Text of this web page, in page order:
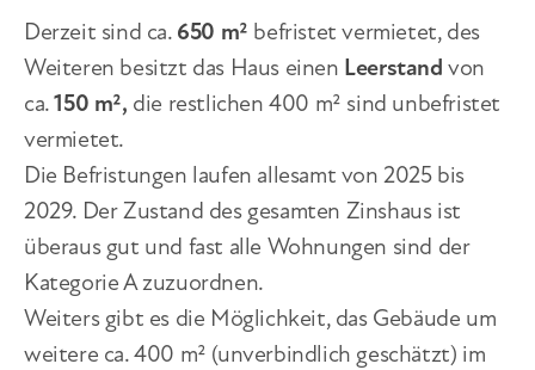
Derzeit sind ca. 650 m² befristet vermietet, des
Weiteren besitzt das Haus einen Leerstand von
ca.150 m², die restlichen 400 m² sind unbefristet
vermietet.
Die Befristungen laufen allesamt von 2025 bis
2029. Der Zustand des gesamten Zinshaus ist
überaus gut und fast alle Wohnungen sind der
Kategorie A zuzuordnen.
Weiters gibt es die Möglichkeit, das Gebäude um
weitere ca. 400 m² (unverbindlich geschätzt) im